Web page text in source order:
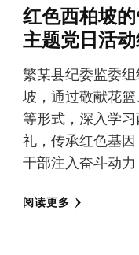
红色西柏坡
主题党日活
繁某县纪委监委
坡，通过敬献花
等形式，深入学
礼，传承红色基
干部注入奋斗动力
阅读更多